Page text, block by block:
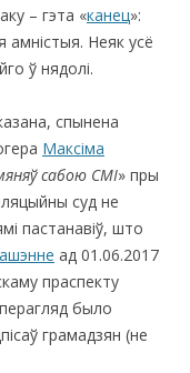
– гэта «канец»:
Неяк усё
ў нядолі.
спынена
Максіма
сабою СМІ» пры
суд не
пастанавіў, што
ад 01.06.2017
праспекту
было
грамадзян (не